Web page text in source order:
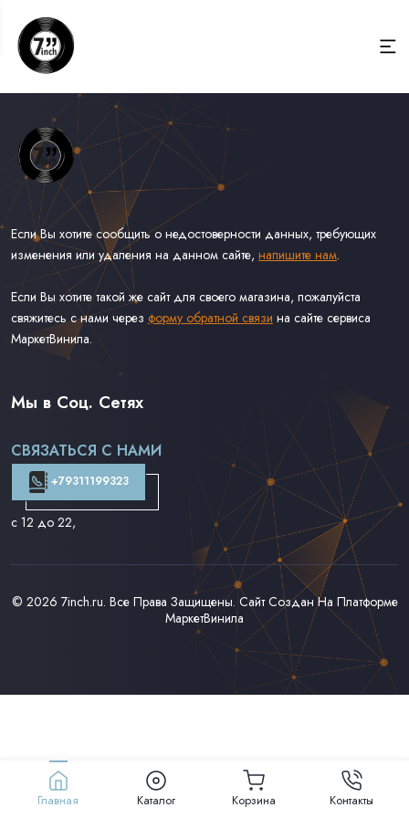
Если Вы хотите сообщить о недостоверности данных, требующих
изменения или удаления на данном сайте, напишите нам.
Если Вы хотите такой же сайт для своего магазина, пожалуйста
свяжитесь с нами через форму обратной связи на сайте сервиса
МаркетВинила.
Весь Каталог Винила на 7''
Рок на 7''
Доставка и Оплата
Контакты
Мы в Соц. Сетях
СВЯЗАТЬСЯ С НАМИ
+79311199323
с 12 до 22,
© 2026 7inch.ru. Все Права Защищены. Сайт Создан На Платформе
МаркетВинила
Главная Каталог Корзина Контакты